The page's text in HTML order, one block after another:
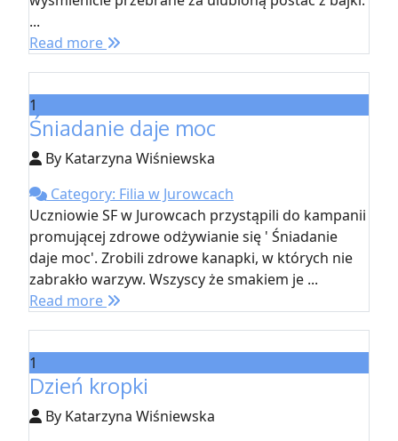
...
Read more
1
Śniadanie daje moc
By Katarzyna Wiśniewska
Category: Filia w Jurowcach
Uczniowie SF w Jurowcach przystąpili do kampanii
promującej zdrowe odżywianie się ' Śniadanie
daje moc'. Zrobili zdrowe kanapki, w których nie
zabrakło warzyw. Wszyscy że smakiem je ...
Read more
1
Dzień kropki
By Katarzyna Wiśniewska